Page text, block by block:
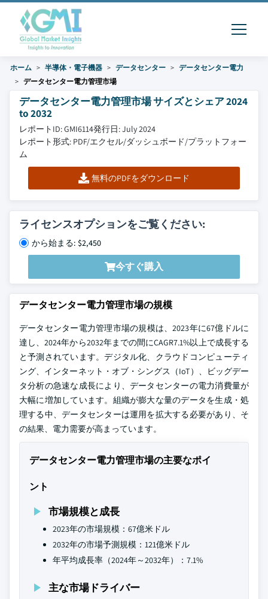
ホーム 半導体・電子機器 データセンター
データセンター電力
データセンター電力管理市場
データセンター電力管理市場 サイズとシェア 2024
to 2032
レポートID: GMI6114発行日: July 2024
レポート形式: PDF/エクセル/ダッシュボード/プラットフォー
ム
無料のPDFをダウンロード
ライセンスオプションをご覧ください:
から始まる: $2,450
今すぐ購入
データセンター電力管理市場の規模
データセンター電力管理市場の規模は、2023年に67億ドルに
達し、2024年から2032年までの間にCAGR7.1%以上で成長する
と予測されています。デジタル化、クラウドコンピューティ
ング、インターネット・オブ・シングス（IoT）、ビッグデー
タ分析の急速な成長により、データセンターの電力消費量が
大幅に増加しています。組織が膨大な量のデータを生成・処
理する中、データセンターは運用を拡大する必要があり、そ
の結果、電力需要が高まっています。
データセンター電力管理市場の主要なポイ
ント
市場規模と成長
2023年の市場規模：67億米ドル
2032年の市場予測規模：121億米ドル
年平均成長率（2024年～2032年）：7.1%
主な市場ドライバー